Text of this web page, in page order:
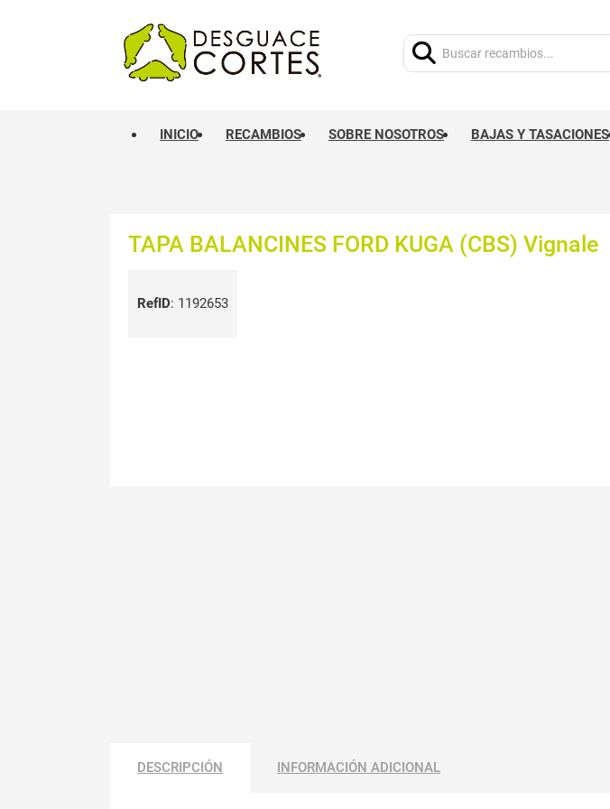
INICIO RECAMBIOS SOBRE NOSOTROS BAJAS Y TASACIONES
TAPA BALANCINES FORD KUGA (CBS) Vignale
RefID: 1192653
DESCRIPCIÓN INFORMACIÓN ADICIONAL